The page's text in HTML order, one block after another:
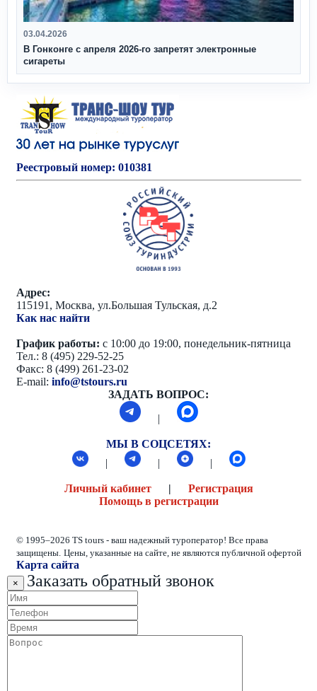
03.04.2026
В Гонконге с апреля 2026‑го запретят электронные
сигареты
Реестровый номер: 010381
Адрес:
115191, Москва, ул.Большая Тульская, д.2
Как нас найти
График работы: с 10:00 до 19:00, понедельник-пятница
Тел.: 8 (495) 229-52-25
Факс: 8 (499) 261-23-02
E-mail: info@tstours.ru
ЗАДАТЬ ВОПРОС:
|
МЫ В СОЦСЕТЯХ:
|
| |
Личный кабинет| Регистрация
Помощь в регистрации
© 1995–2026 TS tours - ваш надежный туроператор! Все права
защищены. Цены, указанные на сайте, не являются публичной офертой
Карта сайта
× Заказать обратный звонок